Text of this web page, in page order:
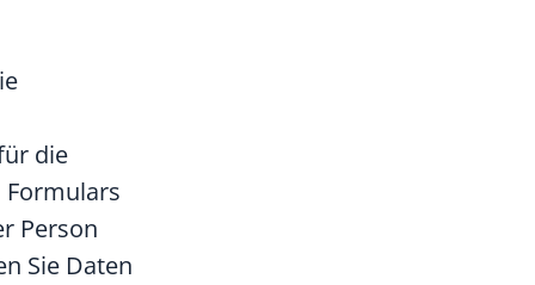
die
Formulars
Person
Sie Daten